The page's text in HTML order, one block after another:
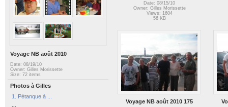
Voyage NB août 2010
Date: 08/19/10
Owner: Gilles Morissette
Size: 72 items
Photos à Gilles
1. Pétanque à ...
Date: 08/15/10
Owner: Gilles Morissette
Views: 1604
56 KB
Voyage NB août 2010 175